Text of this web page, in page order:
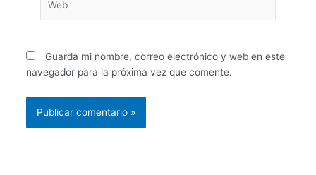
Guarda mi nombre, correo electrónico y web en este
navegador para la próxima vez que comente.